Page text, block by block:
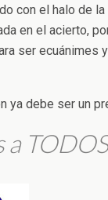
con el halo de
en el acierto,
ser ecuánimes
ya debe ser un
a